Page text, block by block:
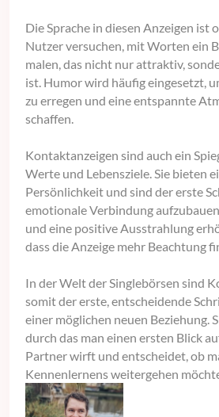
Die Sprache in diesen Anzeigen ist
Nutzer versuchen, mit Worten ein
malen, das nicht nur attraktiv,
ist. Humor wird häufig eingesetzt,
zu erregen und eine entspannte
schaffen.
Kontaktanzeigen sind auch ein
Werte und Lebensziele. Sie bieten
Persönlichkeit und sind der erste
emotionale Verbindung
und eine positive Ausstrahlung
dass die Anzeige mehr Beachtung
In der Welt der Singlebörsen sind
somit der erste, entscheidende
einer möglichen neuen Beziehung.
durch das man einen ersten Blick
Partner wirft und entscheidet, ob
Kennenlernens weitergehen